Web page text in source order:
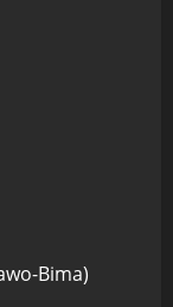
Bima)